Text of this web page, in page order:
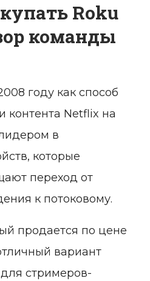
Roku
команды
году как способ
контента Netflix на
в
которые
переход от
к потоковому.
продается по цене
вариант
стримеров-